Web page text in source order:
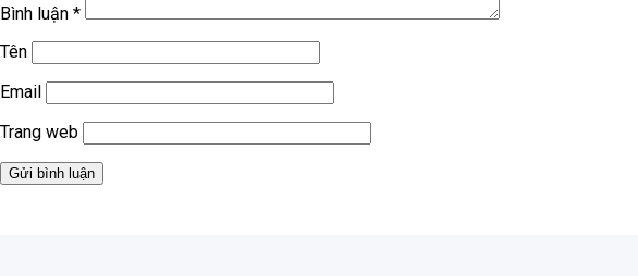
Bình luận *
Tên
Email
Trang web